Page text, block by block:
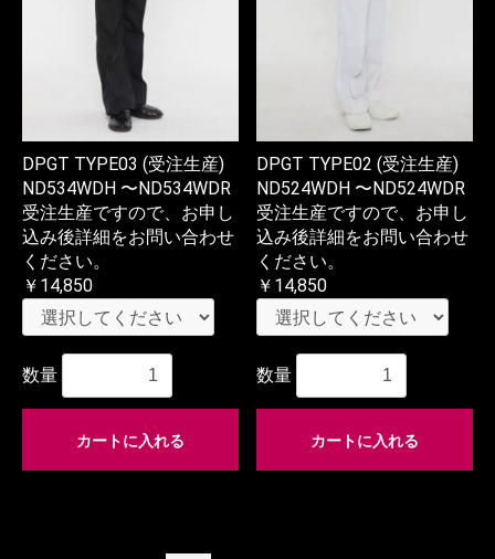
DPGT TYPE03 (受注生産)
ND534WDH 〜ND534WDR
受注生産ですので、お申し
込み後詳細をお問い合わせ
ください。
￥14,850
数量
カートに入れる
DPGT TYPE02 (受注生産)
ND524WDH 〜ND524WDR
受注生産ですので、お申し
込み後詳細をお問い合わせ
ください。
￥14,850
数量
カートに入れる